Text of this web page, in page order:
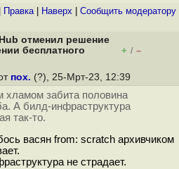
Правка| Наверх Cообщить модератору
отменил решение
бесплатного
+ / –
пох. (?), 25-Мрт-23, 12:39
хламом забита половина
А билд-инфраструктура
так-то.
васян from: scratch архивчиком
не страдает.